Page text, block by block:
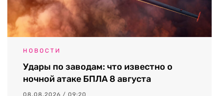
НОВОСТИ
Удары по заводам: что известно о
ночной атаке БПЛА 8 августа
08.08.2026 / 09:20